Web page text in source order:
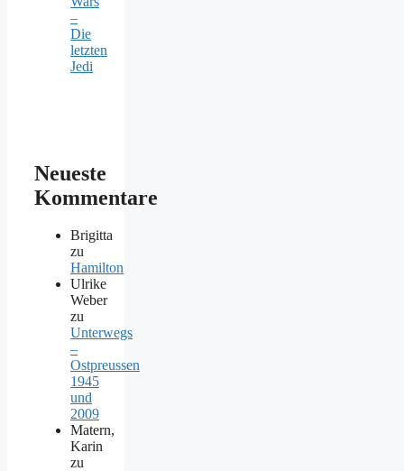
–
Die
letzten
Jedi
Neueste
Kommentare
Brigitta
zu
Hamilton
Ulrike
Weber
zu
Unterwegs
–
Ostpreussen
1945
und
2009
Matern,
Karin
zu